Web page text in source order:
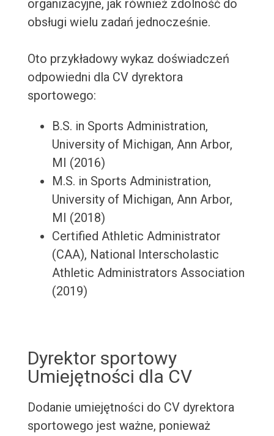
organizacyjne, jak również zdolność do
obsługi wielu zadań jednocześnie.
Oto przykładowy wykaz doświadczeń
odpowiedni dla CV dyrektora
sportowego:
B.S. in Sports Administration,
University of Michigan, Ann Arbor,
MI (2016)
M.S. in Sports Administration,
University of Michigan, Ann Arbor,
MI (2018)
Certified Athletic Administrator
(CAA), National Interscholastic
Athletic Administrators Association
(2019)
Dyrektor sportowy
Umiejętności dla CV
Dodanie umiejętności do CV dyrektora
sportowego jest ważne, ponieważ